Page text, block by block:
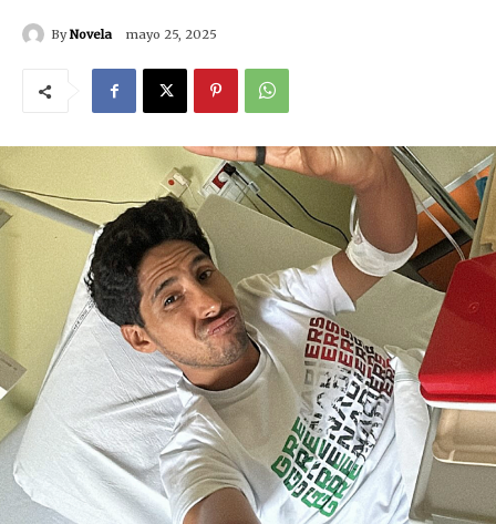
By Novela mayo 25, 2025